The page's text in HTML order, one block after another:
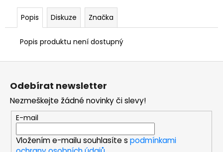
Popis Diskuze Značka
Popis produktu není dostupný
Z
Odebírat newsletter
Nezmeškejte žádné novinky či slevy!
E-mail
Vložením e-mailu souhlasíte s podmínkami